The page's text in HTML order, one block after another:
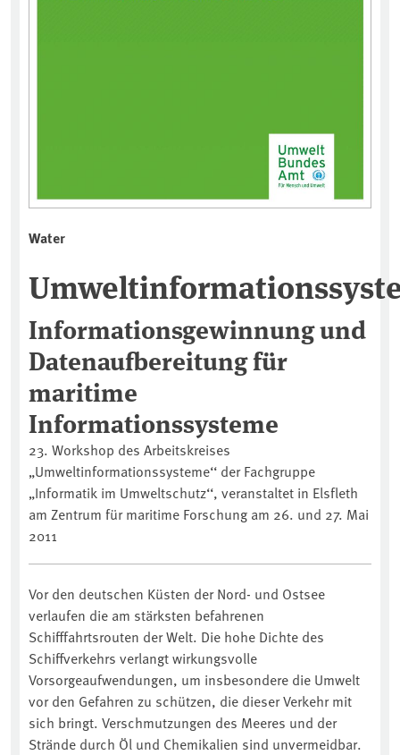
Water
Informationsgewinnung und
Datenaufbereitung für
maritime
Informationssysteme
23. Workshop des Arbeitskreises
„Umweltinformationssysteme‘‘ der Fachgruppe
„Informatik im Umweltschutz‘‘, veranstaltet in Elsfleth
am Zentrum für maritime Forschung am 26. und 27. Mai
2011
Vor den deutschen Küsten der Nord- und Ostsee
verlaufen die am stärksten befahrenen
Schifffahrtsrouten der Welt. Die hohe Dichte des
Schiffverkehrs verlangt wirkungsvolle
Vorsorgeaufwendungen, um insbesondere die Umwelt
vor den Gefahren zu schützen, die dieser Verkehr mit
sich bringt. Verschmutzungen des Meeres und der
Strände durch Öl und Chemikalien sind unvermeidbar.